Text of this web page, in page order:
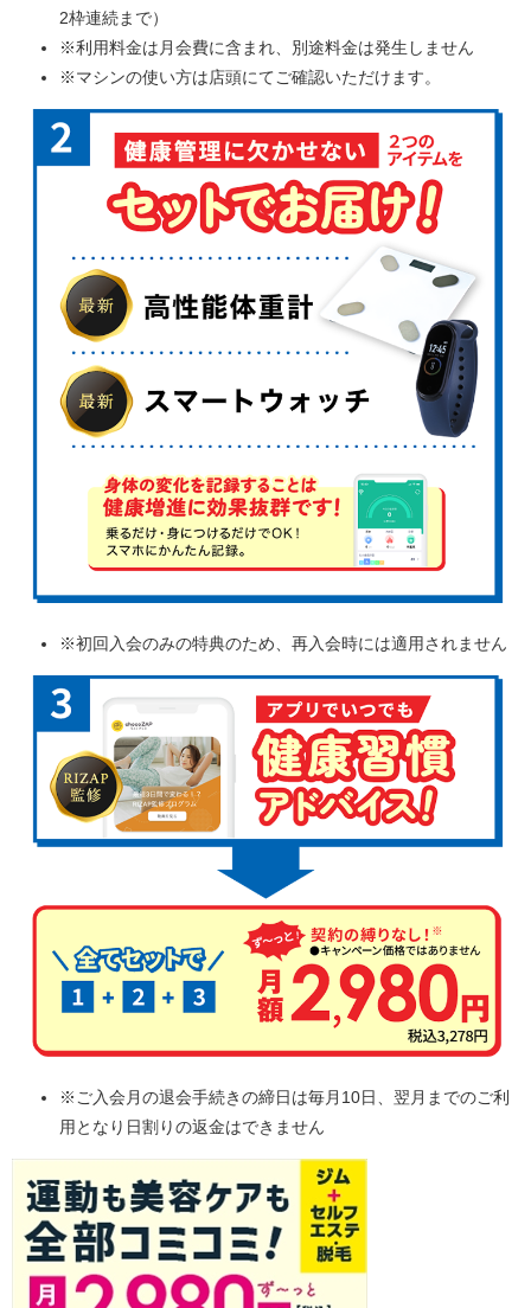
2枠連続まで）
※利用料金は月会費に含まれ、別途料金は発生しません
※マシンの使い方は店頭にてご確認いただけます。
※初回入会のみの特典のため、再入会時には適用されません
※ご入会月の退会手続きの締日は毎月10日、翌月までのご利
用となり日割りの返金はできません